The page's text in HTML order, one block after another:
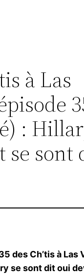
à Las
:
se sont
des Ch’tis à Las
se sont dit oui